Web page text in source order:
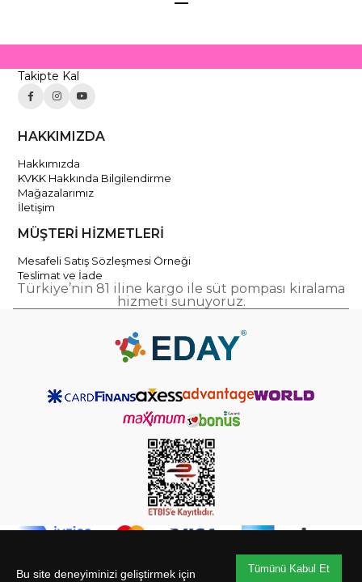
Takipte Kal
HAKKIMIZDA
Hakkımızda
KVKK Hakkında Bilgilendirme
Mağazalarımız
İletişim
MÜŞTERİ HİZMETLERİ
Mesafeli Satış Sözleşmesi Örneği
Teslimat ve İade
Türkiye’nin 81 iline kargo ile süt pompası kiralama
hizmeti sunuyoruz.
® 2023 - 2026- edaymarket.com
Bu site deneyiminizi geliştirmek için
Tümünü Kabul Et